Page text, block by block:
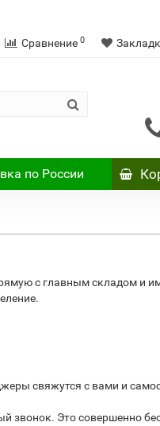
Сравнение 0
по России
с главным складом и
свяжутся с вами и
звонок. Это совершенно